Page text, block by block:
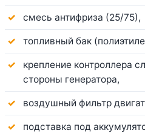
смесь антифриза (25/75),
топливный бак
крепление контроллера
стороны генератора,
воздушный фильтр
подставка под